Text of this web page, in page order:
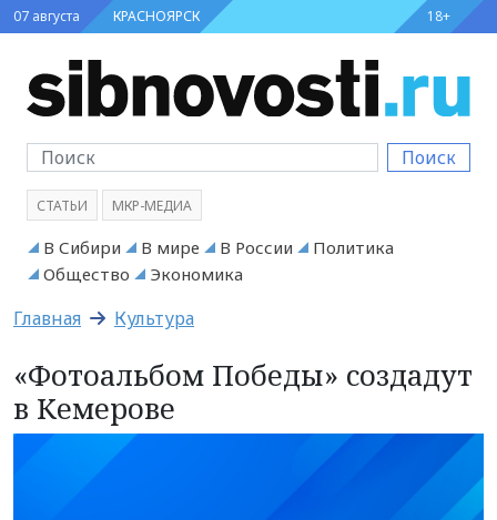
07 августа КРАСНОЯРСК 18+
Поиск
СТАТЬИ МКР-МЕДИА
В Сибири В мире В России
Политика
Общество
Экономика
Главная Культура
«Фотоальбом Победы» создадут
в Кемерове